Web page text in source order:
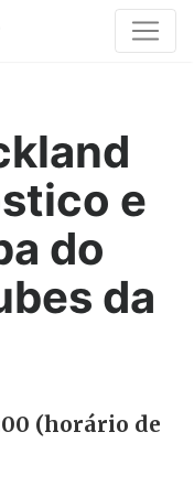
e
do
da
(horário de